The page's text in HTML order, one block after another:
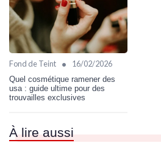
Fond de Teint • 16/02/2026
Quel cosmétique ramener des
usa : guide ultime pour des
trouvailles exclusives
À lire aussi